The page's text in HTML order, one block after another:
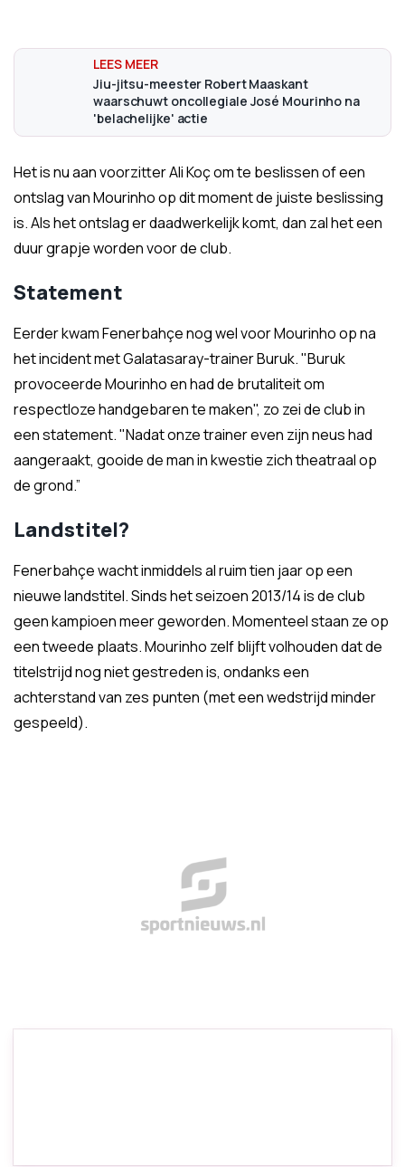
Jiu-jitsu-meester Robert Maaskant
waarschuwt oncollegiale José Mourinho na
'belachelijke' actie
Het is nu aan voorzitter Ali Koç om te beslissen of een
ontslag van Mourinho op dit moment de juiste beslissing
is. Als het ontslag er daadwerkelijk komt, dan zal het een
duur grapje worden voor de club.
Statement
Eerder kwam Fenerbahçe nog wel voor Mourinho op na
het incident met Galatasaray-trainer Buruk. "Buruk
provoceerde Mourinho en had de brutaliteit om
respectloze handgebaren te maken", zo zei de club in
een statement. "Nadat onze trainer even zijn neus had
aangeraakt, gooide de man in kwestie zich theatraal op
de grond.”
Landstitel?
Fenerbahçe wacht inmiddels al ruim tien jaar op een
nieuwe landstitel. Sinds het seizoen 2013/14 is de club
geen kampioen meer geworden. Momenteel staan ze op
een tweede plaats. Mourinho zelf blijft volhouden dat de
titelstrijd nog niet gestreden is, ondanks een
achterstand van zes punten (met een wedstrijd minder
gespeeld).